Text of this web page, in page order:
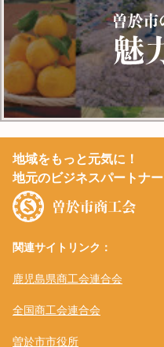
地域をもっと元気に！
地元のビジネスパートナー
関連サイトリンク：
鹿児島県商工会連合会
全国商工会連合会
曽於市市役所